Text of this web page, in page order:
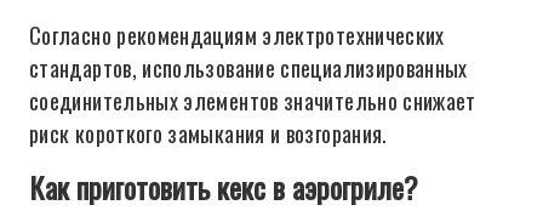
Согласно рекомендациям электротехнических
стандартов, использование специализированных
соединительных элементов значительно снижает
риск короткого замыкания и возгорания.
Как приготовить кекс в аэрогриле?